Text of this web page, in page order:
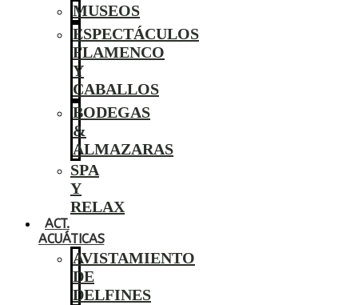
MUSEOS
ESPECTÁCULOS
FLAMENCO
Y
CABALLOS
BODEGAS
&
ALMAZARAS
SPA
Y
RELAX
ACT.
ACUÁTICAS
AVISTAMIENTO
DE
DELFINES